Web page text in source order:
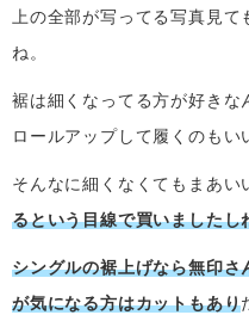
上の全部が写ってる写真見て
ね。
裾は細くなってる方が好きな
ロールアップして履くのもい
そんなに細くなくてもまあい
るという目線で買いましたし
シングルの裾上げなら無印さ
が気になる方はカットもあり